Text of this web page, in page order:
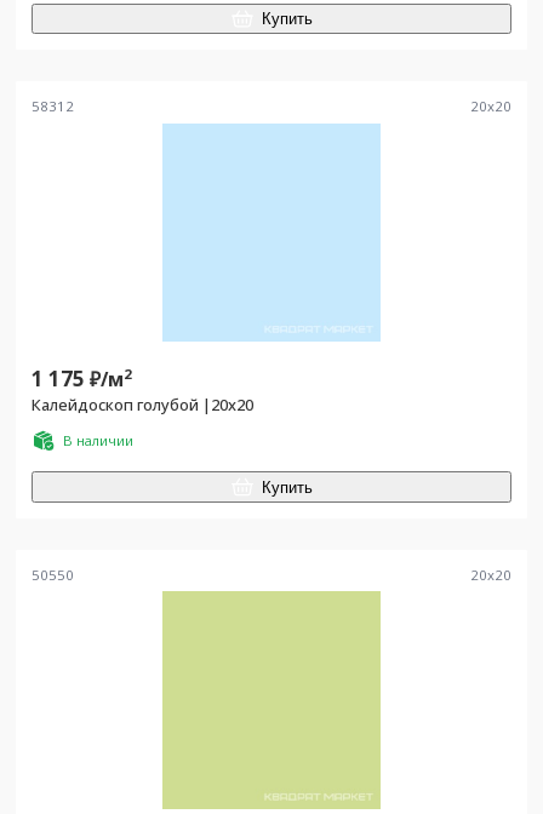
Купить
58312 20x20
1 175 ₽/м2
Калейдоскоп голубой |20x20
В наличии
Купить
50550 20x20